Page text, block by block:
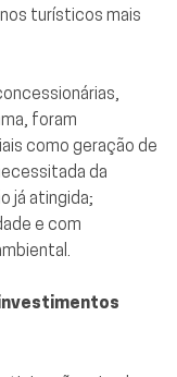
turísticos mais
foram
como geração de
da
já atingida;
e com